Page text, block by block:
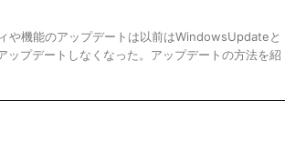
機能のアップデートは以前はWindowsUpdateと
プデートしなくなった。アップデートの方法を紹